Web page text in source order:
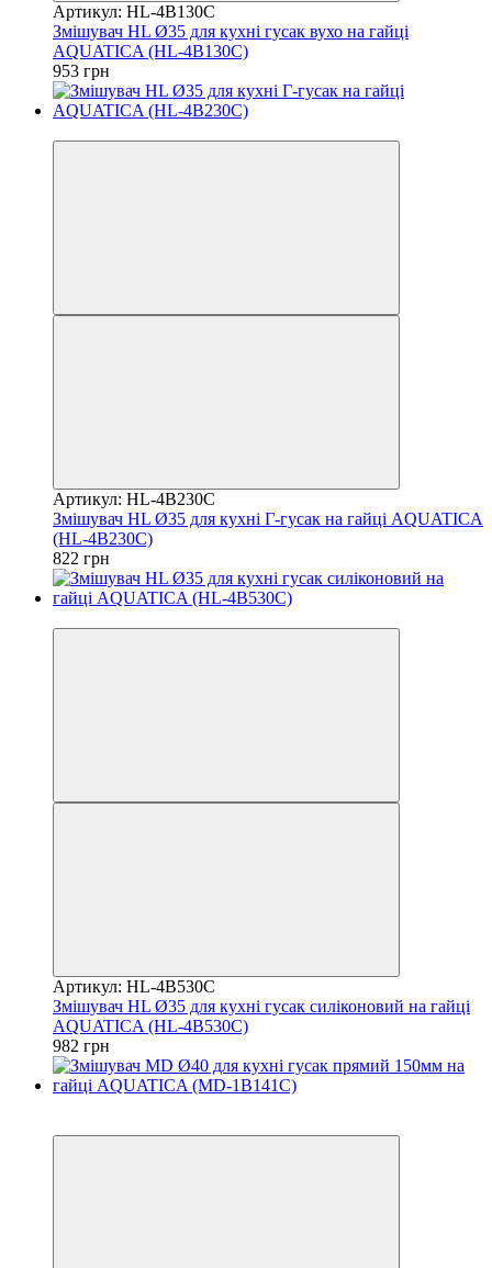
Артикул: HL-4B130C
Змішувач HL Ø35 для кухні гусак вухо на гайці
AQUATICA (HL-4B130C)
953 грн
Артикул: HL-4B230C
Змішувач HL Ø35 для кухні Г-гусак на гайці AQUATICA
(HL-4B230C)
822 грн
Артикул: HL-4B530C
Змішувач HL Ø35 для кухні гусак силіконовий на гайці
AQUATICA (HL-4B530C)
982 грн